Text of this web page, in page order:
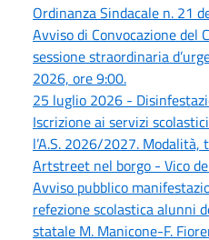
Ordinanza Sindacale n. 21
Avviso di Convocazione del
sessione straordinaria
2026, ore 9:00.
25 luglio 2026 -
Iscrizione ai servizi
l’A.S. 2026/2027.
Artstreet nel borgo - Vico
Avviso pubblico
refezione scolastica alunni
statale M. Manicone-F.